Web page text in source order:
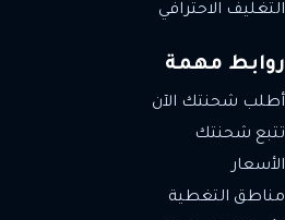
التغليف الاحترافي
روابط مهمة
أطلب شحنتك الآن
تتبع شحنتك
الأسعار
مناطق التغطية